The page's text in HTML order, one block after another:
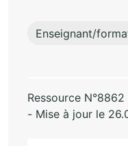
Enseignant/
Ressource
- Mise à jour le